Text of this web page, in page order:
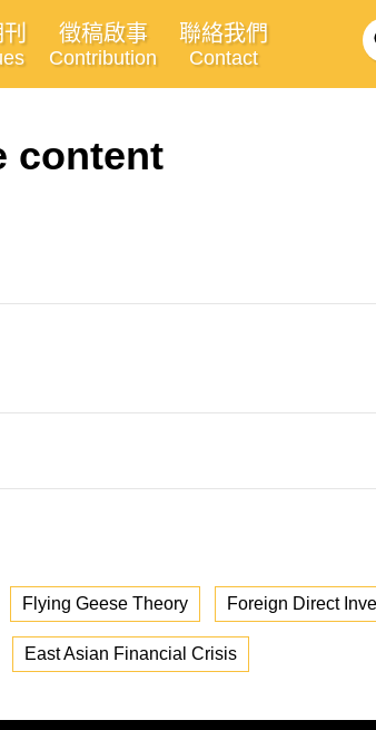
徵稿啟事
Contribution
聯絡我們
Contact
content
Flying Geese Theory Foreign Direct
East Asian Financial Crisis